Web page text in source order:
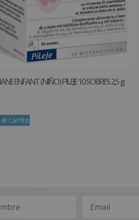
ENFANT (NIÑO) PILEJE 10 SOBRES 2,5 g
carrito